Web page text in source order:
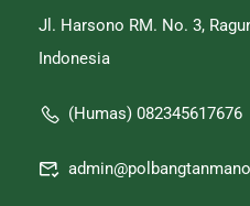
Jl. Harsono RM. No. 3,
Indonesia
(Humas) 082345617676